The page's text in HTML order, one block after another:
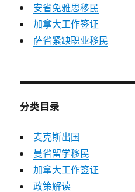
安省免雅思移民
加拿大工作签证
萨省紧缺职业移民
分类目录
麦克斯出国
曼省留学移民
加拿大工作签证
政策解读